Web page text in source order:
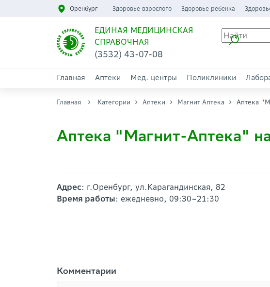
Оренбург Здоровье взрослого Здоровье ребенка
ЕДИНАЯ МЕДИЦИНСКАЯ
СПРАВОЧНАЯ
(3532) 43-07-08
Главная Аптеки Мед. центры Поликлиники
Главная Категории Аптеки Магнит Аптека Аптека
Аптека "Магнит-Аптека"
Адрес: г.Оренбург, ул.Карагандинская, 82
Время работы: ежедневно, 09:30–21:30
Комментарии